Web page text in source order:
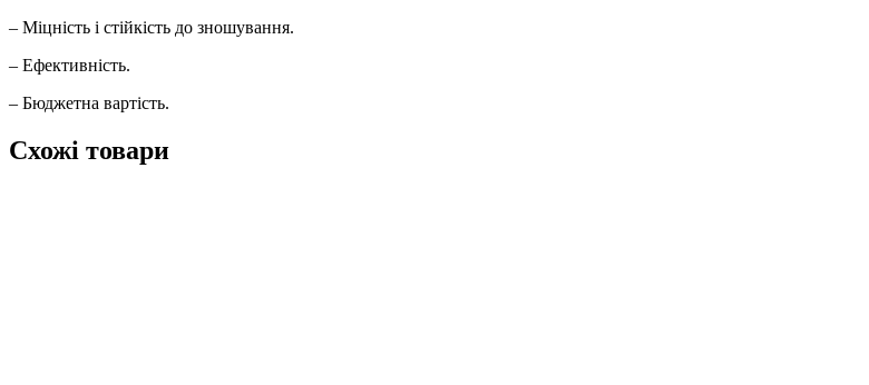
– Міцність і стійкість до зношування.
– Ефективність.
– Бюджетна вартість.
Схожі товари